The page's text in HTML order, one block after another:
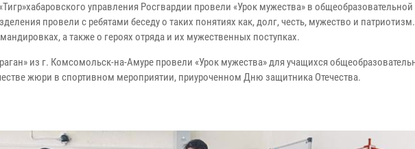
управления Росгвардии провели «Урок мужества» в
провели с ребятами беседу о таких понятиях как, долг, честь, мужество и патриотизм.
а также о героях отряда и их мужественных поступках.
из г. Комсомольск-на-Амуре провели «Урок мужества» для учащихся
жюри в спортивном мероприятии, приуроченном Дню защитника Отечества.